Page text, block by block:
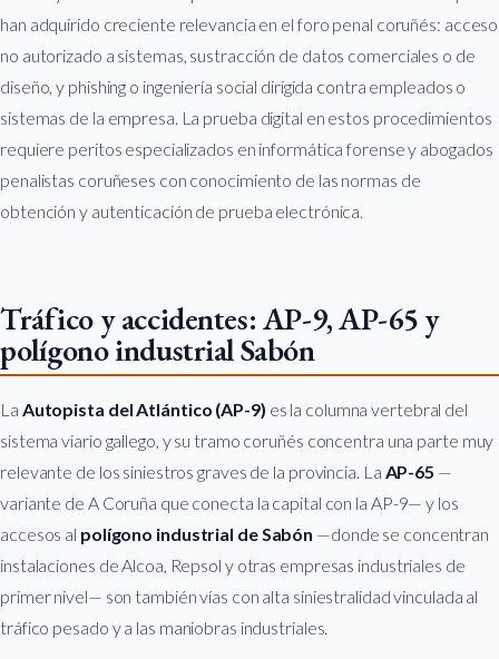
han adquirido creciente relevancia en el foro penal coruñés: acceso
no autorizado a sistemas, sustracción de datos comerciales o de
diseño, y phishing o ingeniería social dirigida contra empleados o
sistemas de la empresa. La prueba digital en estos procedimientos
requiere peritos especializados en informática forense y abogados
penalistas coruñeses con conocimiento de las normas de
obtención y autenticación de prueba electrónica.
Tráfico y accidentes: AP-9, AP-65 y
polígono industrial Sabón
La Autopista del Atlántico (AP-9) es la columna vertebral del
sistema viario gallego, y su tramo coruñés concentra una parte muy
relevante de los siniestros graves de la provincia. La AP-65 —
variante de A Coruña que conecta la capital con la AP-9— y los
accesos al polígono industrial de Sabón —donde se concentran
instalaciones de Alcoa, Repsol y otras empresas industriales de
primer nivel— son también vías con alta siniestralidad vinculada al
tráfico pesado y a las maniobras industriales.